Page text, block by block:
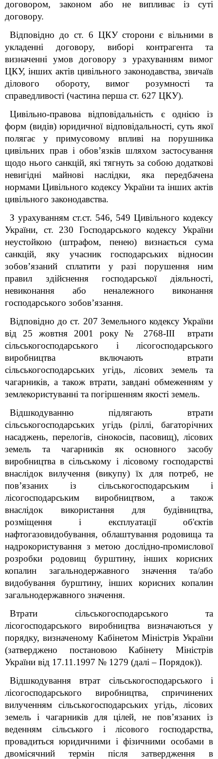
договором, законом або не випливає із суті
договору.
Відповідно до ст. 6 ЦКУ сторони є вільними в
укладенні договору, виборі контрагента та
визначенні умов договору з урахуванням вимог
ЦКУ, інших актів цивільного законодавства, звичаїв
ділового обороту, вимог розумності та
справедливості (частина перша ст. 627 ЦКУ).
Цивільно-правова відповідальність є однією із
форм (видів) юридичної відповідальності, суть якої
полягає у примусовому впливі на порушника
цивільних прав і обов’язків шляхом застосування
щодо нього санкцій, які тягнуть за собою додаткові
невигідні майнові наслідки, яка передбачена
нормами Цивільного кодексу України та інших актів
цивільного законодавства.
З урахуванням ст.ст. 546, 549 Цивільного кодексу
України, ст. 230 Господарського кодексу України
неустойкою (штрафом, пенею) визнається сума
санкцій, яку учасник господарських відносин
зобов’язаний сплатити у разі порушення ним
правил здійснення господарської діяльності,
невиконання або неналежного виконання
господарського зобов’язання.
Відповідно до ст. 207 Земельного кодексу України
від 25 жовтня 2001 року № 2768-III втрати
сільськогосподарського і лісогосподарського
виробництва включають втрати
сільськогосподарських угідь, лісових земель та
чагарників, а також втрати, завдані обмеженням у
землекористуванні та погіршенням якості земель.
Відшкодуванню підлягають втрати
сільськогосподарських угідь (ріллі, багаторічних
насаджень, перелогів, сінокосів, пасовищ), лісових
земель та чагарників як основного засобу
виробництва в сільському і лісовому господарстві
внаслідок вилучення (викупу) їх для потреб, не
пов’язаних із сільськогосподарським і
лісогосподарським виробництвом, а також
внаслідок використання для будівництва,
розміщення і експлуатації об'єктів
нафтогазовидобування, облаштування родовища та
надрокористування з метою дослідно-промислової
розробки родовищ бурштину, інших корисних
копалин загальнодержавного значення та/або
видобування бурштину, інших корисних копалин
загальнодержавного значення.
Втрати сільськогосподарського та
лісогосподарського виробництва визначаються у
порядку, визначеному Кабінетом Міністрів України
(затверджено постановою Кабінету Міністрів
України від 17.11.1997 № 1279 (далі – Порядок)).
Відшкодування втрат сільськогосподарського і
лісогосподарського виробництва, спричинених
вилученням сільськогосподарських угідь, лісових
земель і чагарників для цілей, не пов’язаних із
веденням сільського і лісового господарства,
провадиться юридичними і фізичними особами в
двомісячний термін після затвердження в